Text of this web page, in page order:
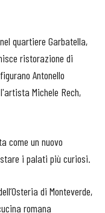
quartiere Garbatella,
ristorazione di
Antonello
Michele Rech,
come un nuovo
i palati più curiosi.
di Monteverde,
romana